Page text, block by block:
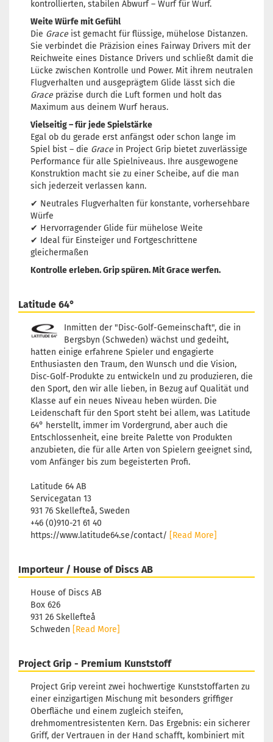
kontrollierten, stabilen Abwurf – Wurf für Wurf.
Weite Würfe mit Gefühl
Die Grace ist gemacht für flüssige, mühelose Distanzen.
Sie verbindet die Präzision eines Fairway Drivers mit der
Reichweite eines Distance Drivers und schließt damit die
Lücke zwischen Kontrolle und Power. Mit ihrem neutralen
Flugverhalten und ausgeprägtem Glide lässt sich die
Grace präzise durch die Luft formen und holt das
Maximum aus deinem Wurf heraus.
Vielseitig – für jede Spielstärke
Egal ob du gerade erst anfängst oder schon lange im
Spiel bist – die Grace in Project Grip bietet zuverlässige
Performance für alle Spielniveaus. Ihre ausgewogene
Konstruktion macht sie zu einer Scheibe, auf die man
sich jederzeit verlassen kann.
✔ Neutrales Flugverhalten für konstante, vorhersehbare
Würfe
✔ Hervorragender Glide für mühelose Weite
✔ Ideal für Einsteiger und Fortgeschrittene
gleichermaßen
Kontrolle erleben. Grip spüren. Mit Grace werfen.
Latitude 64°
Inmitten der "Disc-Golf-Gemeinschaft", die in
Bergsbyn (Schweden) wächst und gedeiht,
hatten einige erfahrene Spieler und engagierte
Enthusiasten den Traum, den Wunsch und die Vision,
Disc-Golf-Produkte zu entwickeln und zu produzieren, die
den Sport, den wir alle lieben, in Bezug auf Qualität und
Klasse auf ein neues Niveau heben würden. Die
Leidenschaft für den Sport steht bei allem, was Latitude
64° herstellt, immer im Vordergrund, aber auch die
Entschlossenheit, eine breite Palette von Produkten
anzubieten, die für alle Arten von Spielern geeignet sind,
vom Anfänger bis zum begeisterten Profi.
Latitude 64 AB
Servicegatan 13
931 76 Skellefteå, Sweden
+46 (0)910-21 61 40
https://www.latitude64.se/contact/ [Read More]
Importeur / House of Discs AB
House of Discs AB
Box 626
931 26 Skellefteå
Schweden [Read More]
Project Grip - Premium Kunststoff
Project Grip vereint zwei hochwertige Kunststoffarten zu
einer einzigartigen Mischung mit besonders griffiger
Oberfläche und einem zugleich steifen,
drehmomentresistenten Kern. Das Ergebnis: ein sicherer
Griff, der Vertrauen in der Hand schafft, kombiniert mit